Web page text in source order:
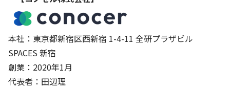
本社：東京都新宿区西新宿 1-4-11 全研プラザビル
SPACES 新宿
創業：2020年1月
代表者：田辺理